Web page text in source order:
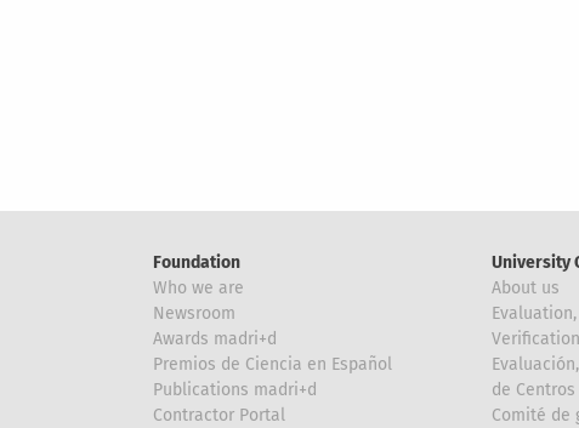
Foundation
Who we are
Newsroom
Awards madri+d
Premios de Ciencia en Español
Publications madri+d
Contractor Portal
University
About us
Verification
de
Comité de